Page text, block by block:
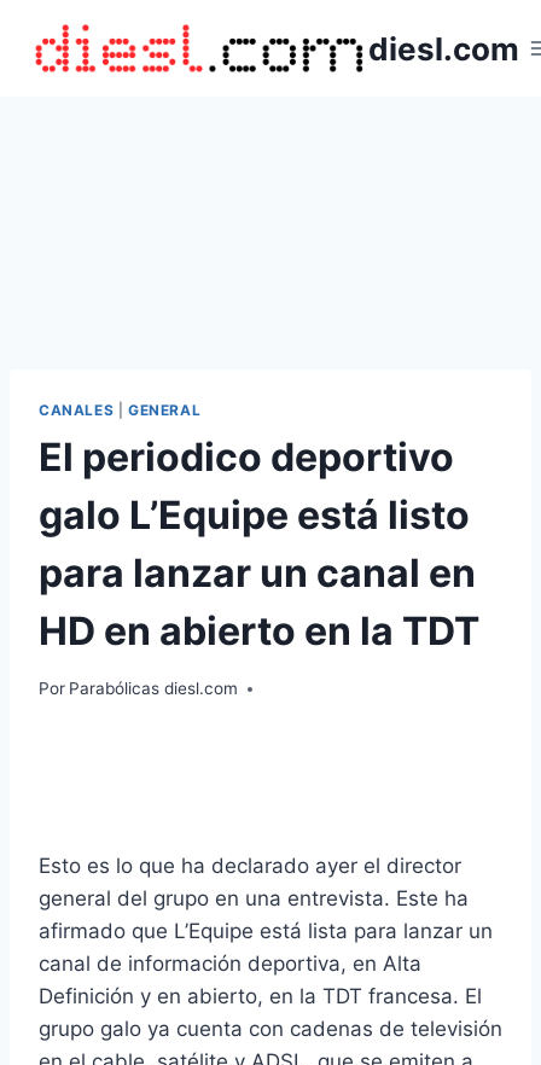
contenido
diesl.com
CANALES GENERAL
El periodico deportivo
galo L’Equipe está listo
para lanzar un canal en
HD en abierto en la TDT
Por Parabólicas diesl.com
Esto es lo que ha declarado ayer el director
general del grupo en una entrevista. Este ha
afirmado que L’Equipe está lista para lanzar un
canal de información deportiva, en Alta
Definición y en abierto, en la TDT francesa. El
grupo galo ya cuenta con cadenas de televisión